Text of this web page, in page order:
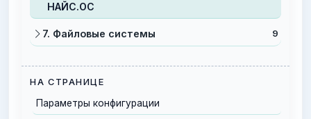
НАЙС.ОС
7. Файловые системы 9
НА СТРАНИЦЕ
Параметры конфигурации